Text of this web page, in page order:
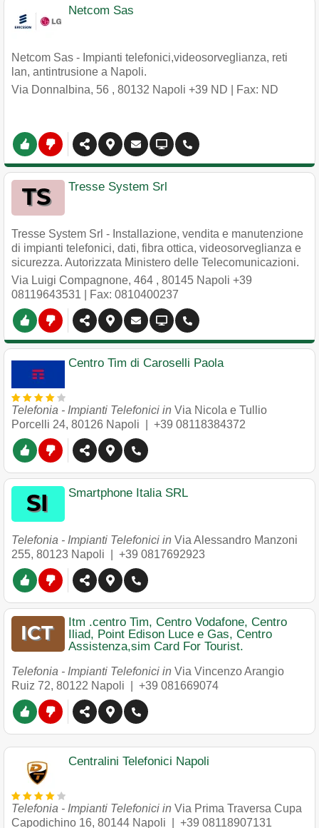
Netcom Sas
Netcom Sas - Impianti telefonici,videosorveglianza, reti
lan, antintrusione a Napoli.
Via Donnalbina, 56 , 80132 Napoli +39 ND | Fax: ND
Tresse System Srl
Tresse System Srl - Installazione, vendita e manutenzione
di impianti telefonici, dati, fibra ottica, videosorveglianza e
sicurezza. Autorizzata Ministero delle Telecomunicazioni.
Via Luigi Compagnone, 464 , 80145 Napoli +39
08119643531 | Fax: 0810400237
Centro Tim di Caroselli Paola
Telefonia - Impianti Telefonici in Via Nicola e Tullio
Porcelli 24, 80126 Napoli +39 08118384372
Smartphone Italia SRL
Telefonia - Impianti Telefonici in Via Alessandro Manzoni
255, 80123 Napoli +39 0817692923
Itm .centro Tim, Centro Vodafone, Centro
Iliad, Point Edison Luce e Gas, Centro
Assistenza,sim Card For Tourist.
Telefonia - Impianti Telefonici in Via Vincenzo Arangio
Ruiz 72, 80122 Napoli +39 081669074
Centralini Telefonici Napoli
Telefonia - Impianti Telefonici in Via Prima Traversa Cupa
Capodichino 16, 80144 Napoli +39 08118907131